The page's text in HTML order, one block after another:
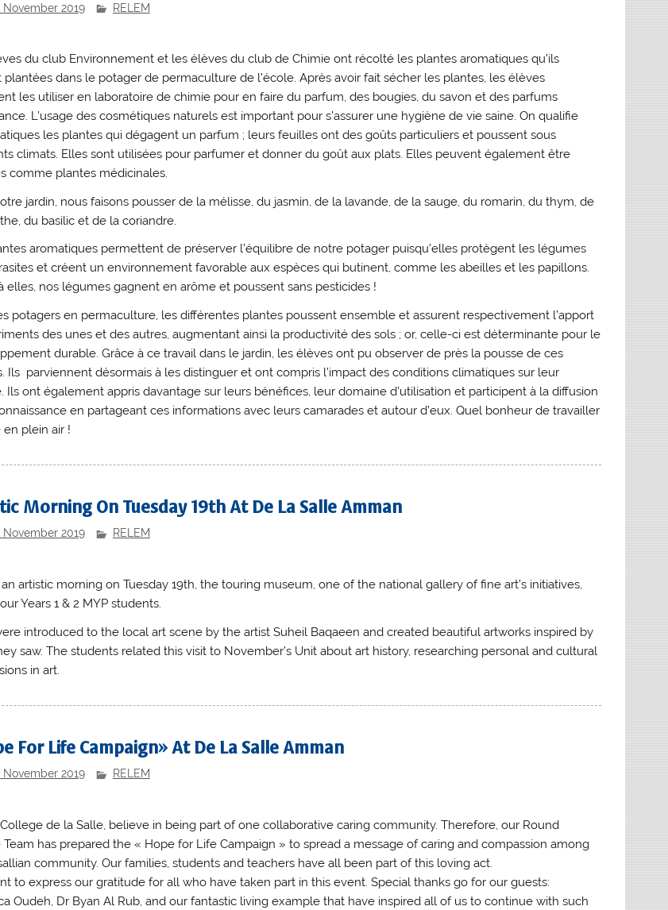
November 2019 RELEM
du club Environnement et les élèves du club de Chimie ont récolté les plantes aromatiques qu’ils
plantées dans le potager de permaculture de l’école. Après avoir fait sécher les plantes, les élèves
les utiliser en laboratoire de chimie pour en faire du parfum, des bougies, du savon et des parfums
L’usage des cosmétiques naturels est important pour s’assurer une hygiène de vie saine. On qualifie
les plantes qui dégagent un parfum ; leurs feuilles ont des goûts particuliers et poussent sous
climats. Elles sont utilisées pour parfumer et donner du goût aux plats. Elles peuvent également être
comme plantes médicinales.
jardin, nous faisons pousser de la mélisse, du jasmin, de la lavande, de la sauge, du romarin, du thym, de
du basilic et de la coriandre.
aromatiques permettent de préserver l’équilibre de notre potager puisqu’elles protègent les légumes
et créent un environnement favorable aux espèces qui butinent, comme les abeilles et les papillons.
elles, nos légumes gagnent en arôme et poussent sans pesticides !
potagers en permaculture, les différentes plantes poussent ensemble et assurent respectivement l’apport
des unes et des autres, augmentant ainsi la productivité des sols ; or, celle-ci est déterminante pour le
durable. Grâce à ce travail dans le jardin, les élèves ont pu observer de près la pousse de ces
Ils parviennent désormais à les distinguer et ont compris l’impact des conditions climatiques sur leur
Ils ont également appris davantage sur leurs bénéfices, leur domaine d’utilisation et participent à la diffusion
en partageant ces informations avec leurs camarades et autour d’eux. Quel bonheur de travailler
en plein air !
Morning On Tuesday 19th At De La Salle Amman
November 2019 RELEM
artistic morning on Tuesday 19th, the touring museum, one of the national gallery of fine art’s initiatives,
Years 1 & 2 MYP students.
introduced to the local art scene by the artist Suheil Baqaeen and created beautiful artworks inspired by
saw. The students related this visit to November’s Unit about art history, researching personal and cultural
in art.
For Life Campaign» At De La Salle Amman
November 2019 RELEM
de la Salle, believe in being part of one collaborative caring community. Therefore, our Round
Team has prepared the « Hope for Life Campaign » to spread a message of caring and compassion among
community. Our families, students and teachers have all been part of this loving act.
to express our gratitude for all who have taken part in this event. Special thanks go for our guests:
Oudeh, Dr Byan Al Rub, and our fantastic living example that have inspired all of us to continue with such